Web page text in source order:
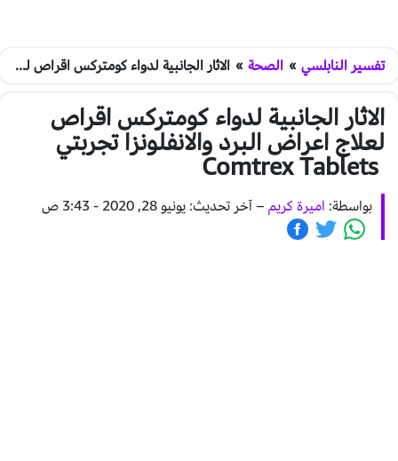
تفسير النابلسي » الصحة » الاثار الجانبية لدواء كومتركس اقراص لعلاج اعراض البرد والانفلونزا تجربتي Comtrex Tablets
الاثار الجانبية لدواء كومتركس اقراص
لعلاج اعراض البرد والانفلونزا تجربتي
بواسطة: اميرة كريم – آخر تحديث: يونيو 28, 2020 - 3:43 ص